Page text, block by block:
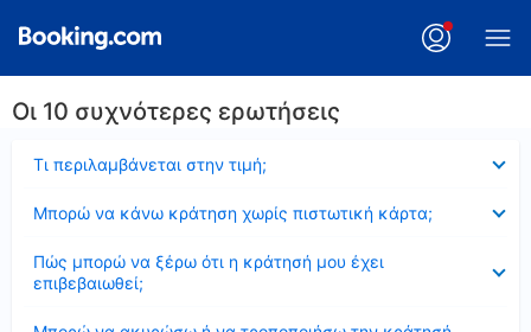
Οι 10 συχνότερες ερωτήσεις
Τι περιλαμβάνεται στην τιμή;
Μπορώ να κάνω κράτηση χωρίς πιστωτική κάρτα;
Πώς μπορώ να ξέρω ότι η κράτησή μου έχει
επιβεβαιωθεί;